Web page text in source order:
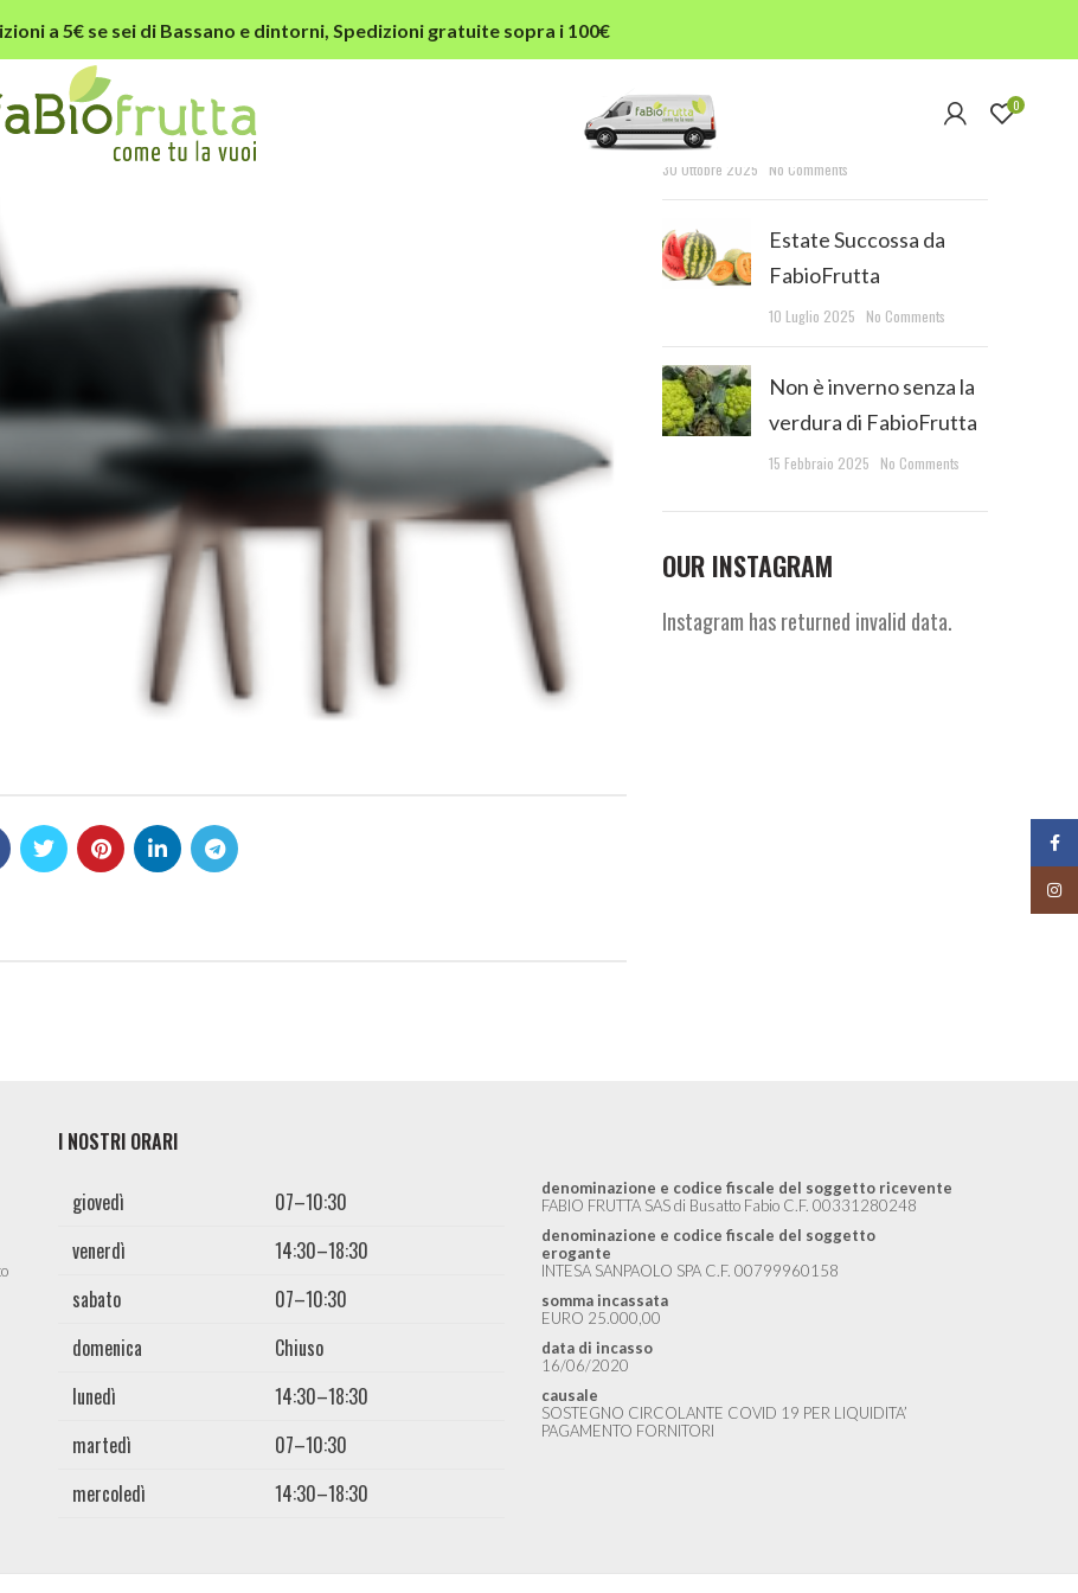
a 5€ se sei di Bassano e dintorni, Spedizioni gratuite sopra i 100€
0
slider-2-chair.png RECENT POSTS
L’autunno in tavola
30 Ottobre 2025 No Comments
Estate Succossa da
FabioFrutta
10 Luglio 2025 No Comments
Non è inverno senza la
verdura di FabioFrutta
15 Febbraio 2025 No Comments
OUR INSTAGRAM
Instagram has returned invalid data.
I NOSTRI ORARI
giovedì
07–10:30
venerdì
14:30–18:30
sabato
07–10:30
domenica
Chiuso
lunedì
14:30–18:30
martedì
07–10:30
mercoledì
14:30–18:30
denominazione e codice fiscale del soggetto ricevente
FABIO FRUTTA SAS di Busatto Fabio C.F. 00331280248
denominazione e codice fiscale del soggetto
erogante
INTESA SANPAOLO SPA C.F. 00799960158
somma incassata
EURO 25.000,00
data di incasso
16/06/2020
causale
SOSTEGNO CIRCOLANTE COVID 19 PER LIQUIDITA’
PAGAMENTO FORNITORI